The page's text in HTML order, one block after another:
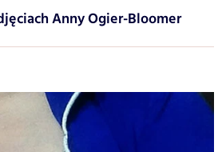
Anny Ogier-Bloomer